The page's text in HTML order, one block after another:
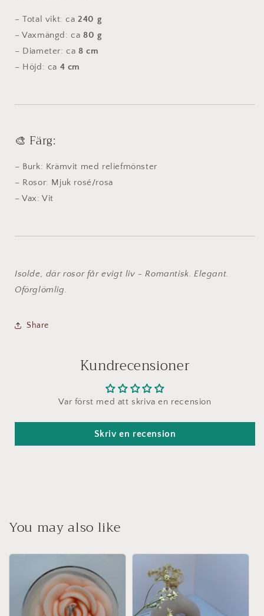
– Total vikt: ca240 g
– Vaxmängd: ca 80 g
– Diameter: ca 8 cm
– Höjd: ca 4 cm
🎨 Färg:
– Burk: Krämvit med reliefmönster
– Rosor: Mjuk rosé/rosa
– Vax: Vit
Isolde, där rosor får evigt liv - Romantisk. Elegant.
Oförglömlig.
Share
Kundrecensioner
Var först med att skriva en recension
Skriv en recension
You may also like